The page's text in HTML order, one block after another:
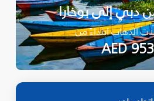
دبي إلى بوخارا
الذهاب ابتداءً من